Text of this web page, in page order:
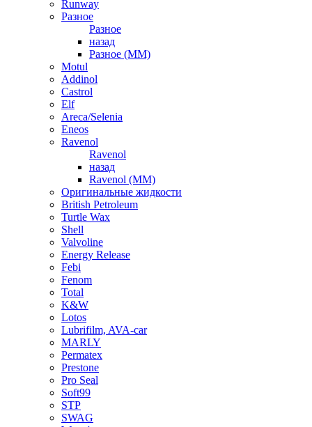
Runway
Разное
Разное
назад
Разное (ММ)
Motul
Addinol
Castrol
Elf
Areca/Selenia
Eneos
Ravenol
Ravenol
назад
Ravenol (ММ)
Оригинальные жидкости
British Petroleum
Turtle Wax
Shell
Valvoline
Energy Release
Febi
Fenom
Total
K&W
Lotos
Lubrifilm, AVA-car
MARLY
Permatex
Prestone
Pro Seal
Soft99
STP
SWAG